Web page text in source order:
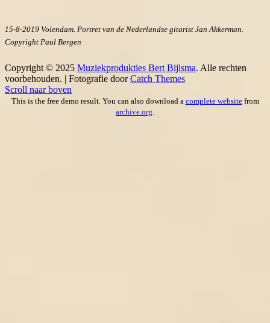
15-8-2019 Volendam. Portret van de Nederlandse gitarist Jan Akkerman.
Copyright Paul Bergen
Copyright © 2025 Muziekprodukties Bert Bijlsma. Alle rechten
voorbehouden. | Fotografie doorCatch Themes
Scroll naar boven
This is the free demo result. You can also download a complete websitefrom
archive.org.